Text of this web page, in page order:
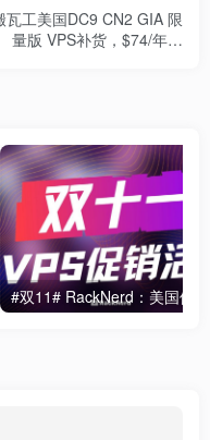
瓦工美国DC9 CN2 GIA 限
量版 VPS补货，$74/年，